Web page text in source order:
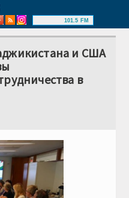
101.5 FM
и США
в